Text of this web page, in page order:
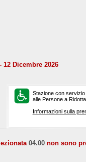
12 Dicembre 2026
Stazione con
alle Persone a
Informazioni sulla
04.00 non sono